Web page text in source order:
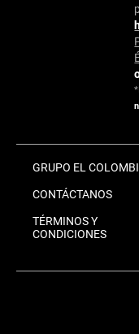
GRUPO EL
CONTÁCTANOS
TÉRMINOS Y
CONDICIONES